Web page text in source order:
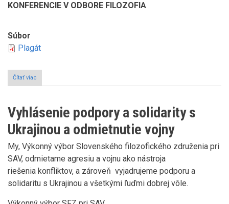
KONFERENCIE V ODBORE FILOZOFIA
Súbor
Plagát
Čítať viac
Výsledky
ŠVOK
odbore
Vyhlásenie podpory a solidarity s
Ukrajinou a odmietnutie vojny
My, Výkonný výbor Slovenského filozofického združenia pri
SAV, odmietame agresiu a vojnu ako nástroja
riešenia konfliktov, a zároveň vyjadrujeme podporu a
solidaritu s Ukrajinou a všetkými ľuďmi dobrej vôle.